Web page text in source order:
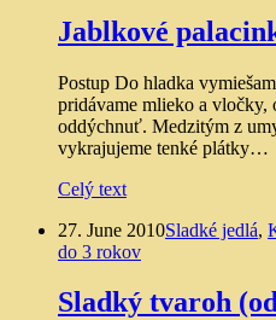
Jablkové
Postup Do hladka
pridávame mlieko a vločky,
oddýchnuť. Medzitým z
vykrajujeme tenké plátky…
Celý text
27. June 2010Sladké jedlá,
do 3 rokov
Sladký tvaroh